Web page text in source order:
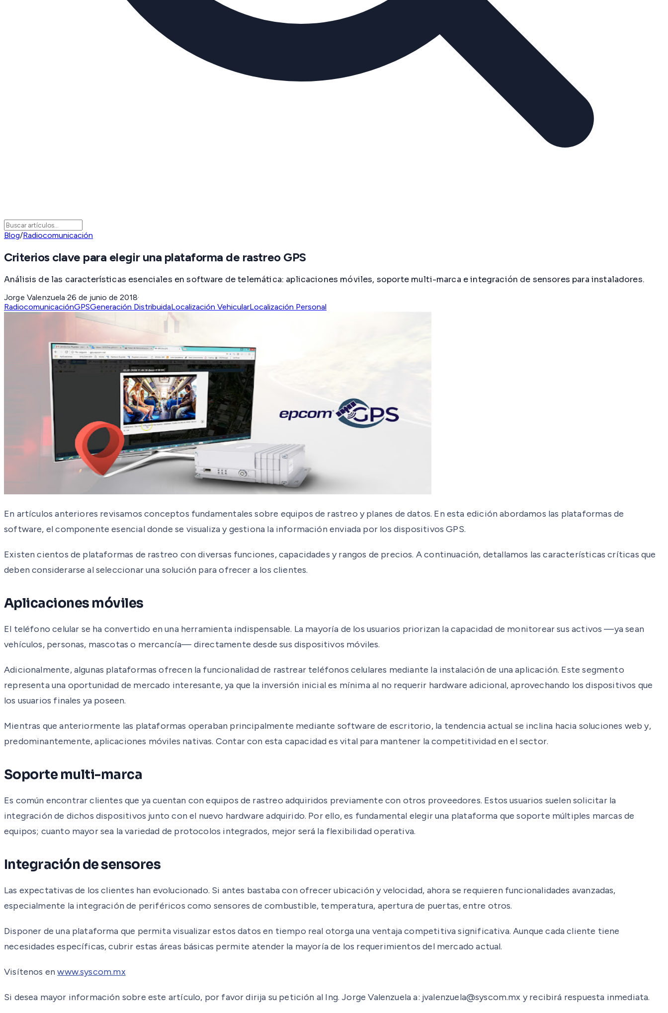
Blog/Radiocomunicación
Criterios clave para elegir una plataforma de rastreo GPS
Análisis de las características esenciales en software de telemática: aplicaciones móviles, soporte multi-marca e integración de sensores para instaladores.
Jorge Valenzuela·26 de junio de 2018·
RadiocomunicaciónGPSGeneración DistribuidaLocalización VehicularLocalización Personal
En artículos anteriores revisamos conceptos fundamentales sobre equipos de rastreo y planes de datos. En esta edición abordamos las plataformas de
software, el componente esencial donde se visualiza y gestiona la información enviada por los dispositivos GPS.
Existen cientos de plataformas de rastreo con diversas funciones, capacidades y rangos de precios. A continuación, detallamos las características críticas que
deben considerarse al seleccionar una solución para ofrecer a los clientes.
Aplicaciones móviles
El teléfono celular se ha convertido en una herramienta indispensable. La mayoría de los usuarios priorizan la capacidad de monitorear sus activos —ya sean
vehículos, personas, mascotas o mercancía— directamente desde sus dispositivos móviles.
Adicionalmente, algunas plataformas ofrecen la funcionalidad de rastrear teléfonos celulares mediante la instalación de una aplicación. Este segmento
representa una oportunidad de mercado interesante, ya que la inversión inicial es mínima al no requerir hardware adicional, aprovechando los dispositivos que
los usuarios finales ya poseen.
Mientras que anteriormente las plataformas operaban principalmente mediante software de escritorio, la tendencia actual se inclina hacia soluciones web y,
predominantemente, aplicaciones móviles nativas. Contar con esta capacidad es vital para mantener la competitividad en el sector.
Soporte multi-marca
Es común encontrar clientes que ya cuentan con equipos de rastreo adquiridos previamente con otros proveedores. Estos usuarios suelen solicitar la
integración de dichos dispositivos junto con el nuevo hardware adquirido. Por ello, es fundamental elegir una plataforma que soporte múltiples marcas de
equipos; cuanto mayor sea la variedad de protocolos integrados, mejor será la flexibilidad operativa.
Integración de sensores
Las expectativas de los clientes han evolucionado. Si antes bastaba con ofrecer ubicación y velocidad, ahora se requieren funcionalidades avanzadas,
especialmente la integración de periféricos como sensores de combustible, temperatura, apertura de puertas, entre otros.
Disponer de una plataforma que permita visualizar estos datos en tiempo real otorga una ventaja competitiva significativa. Aunque cada cliente tiene
necesidades específicas, cubrir estas áreas básicas permite atender la mayoría de los requerimientos del mercado actual.
Visítenos enwww.syscom.mx
Si desea mayor información sobre este artículo, por favor dirija su petición al Ing. Jorge Valenzuela a: jvalenzuela@syscom.mx y recibirá respuesta inmediata.